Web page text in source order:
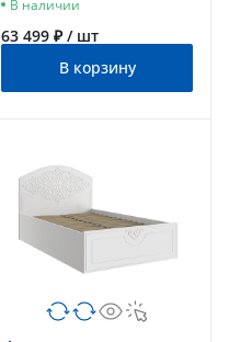
В наличии
63 499 ₽ / шт
В корзину